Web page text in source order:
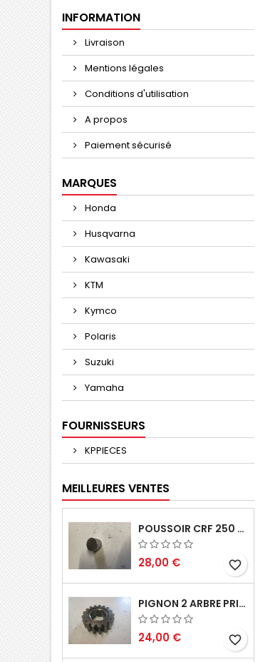
INFORMATION
Livraison
Mentions légales
Conditions d'utilisation
A propos
Paiement sécurisé
MARQUES
Honda
Husqvarna
Kawasaki
KTM
Kymco
Polaris
Suzuki
Yamaha
FOURNISSEURS
KPPIECES
MEILLEURES VENTES
POUSSOIR CRF 250 2005 2006
28,00 € favorite_border
PIGNON 2 ARBRE PRIMAIRE CR 250 1994
24,00 € favorite_border